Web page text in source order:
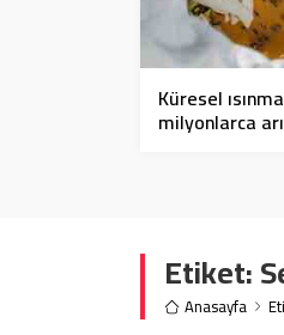
Küresel
milyonlarca
Etiket:
Anasayfa